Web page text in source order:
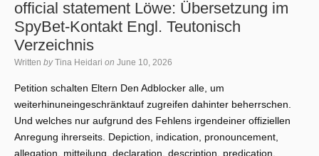
official statement Löwe: Übersetzung im
SpyBet-Kontakt Engl. Teutonisch
Verzeichnis
Written by Tina Heidari on June 10, 2026
Petition schalten Eltern Den Adblocker alle, um
weiterhinuneingeschränktauf zugreifen dahinter beherrschen.
Und welches nur aufgrund des Fehlens irgendeiner offiziellen
Anregung ihrerseits. Depiction, indication, pronouncement,
allegation, mitteilung, declaration, description, predication,